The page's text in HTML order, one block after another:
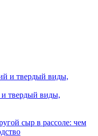
твердый виды,